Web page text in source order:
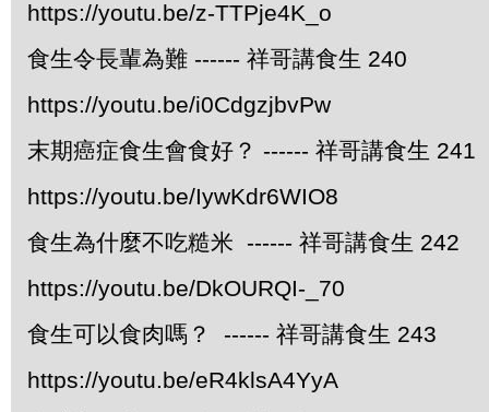
https://youtu.be/z-TTPje4K_o
食生令長輩為難 ------ 祥哥講食生 240
https://youtu.be/i0CdgzjbvPw
末期癌症食生會食好？ ------ 祥哥講食生 241
https://youtu.be/IywKdr6WIO8
食生為什麼不吃糙米 ------ 祥哥講食生 242
https://youtu.be/DkOURQI-_70
食生可以食肉嗎？ ------ 祥哥講食生 243
https://youtu.be/eR4klsA4YyA